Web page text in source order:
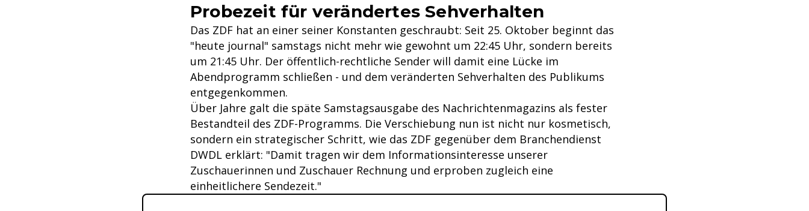
Probezeit für verändertes Sehverhalten
Das ZDF hat an einer seiner Konstanten geschraubt: Seit 25. Oktober beginnt das
"heute journal" samstags nicht mehr wie gewohnt um 22:45 Uhr, sondern bereits
um 21:45 Uhr. Der öffentlich-rechtliche Sender will damit eine Lücke im
Abendprogramm schließen - und dem veränderten Sehverhalten des Publikums
entgegenkommen.
Über Jahre galt die späte Samstagsausgabe des Nachrichtenmagazins als fester
Bestandteil des ZDF-Programms. Die Verschiebung nun ist nicht nur kosmetisch,
sondern ein strategischer Schritt, wie das ZDF gegenüber dem Branchendienst
DWDL erklärt: "Damit tragen wir dem Informationsinteresse unserer
Zuschauerinnen und Zuschauer Rechnung und erproben zugleich eine
einheitlichere Sendezeit."